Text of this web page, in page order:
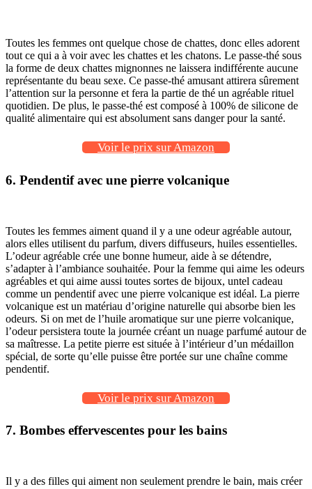
Toutes les femmes ont quelque chose de chattes, donc elles adorent
tout ce qui a à voir avec les chattes et les chatons. Le passe-thé sous
la forme de deux chattes mignonnes ne laissera indifférente aucune
représentante du beau sexe. Ce passe-thé amusant attirera sûrement
l’attention sur la personne et fera la partie de thé un agréable rituel
quotidien. De plus, le passe-thé est composé à 100% de silicone de
qualité alimentaire qui est absolument sans danger pour la santé.
Voir le prix sur Amazon
6. Pendentif avec une pierre volcanique
Toutes les femmes aiment quand il y a une odeur agréable autour,
alors elles utilisent du parfum, divers diffuseurs, huiles essentielles.
L’odeur agréable crée une bonne humeur, aide à se détendre,
s’adapter à l’ambiance souhaitée. Pour la femme qui aime les odeurs
agréables et qui aime aussi toutes sortes de bijoux, untel cadeau
comme un pendentif avec une pierre volcanique est idéal. La pierre
volcanique est un matériau d’origine naturelle qui absorbe bien les
odeurs. Si on met de l’huile aromatique sur une pierre volcanique,
l’odeur persistera toute la journée créant un nuage parfumé autour de
sa maîtresse. La petite pierre est située à l’intérieur d’un médaillon
spécial, de sorte qu’elle puisse être portée sur une chaîne comme
pendentif.
Voir le prix sur Amazon
7. Bombes effervescentes pour les bains
Il y a des filles qui aiment non seulement prendre le bain, mais créer